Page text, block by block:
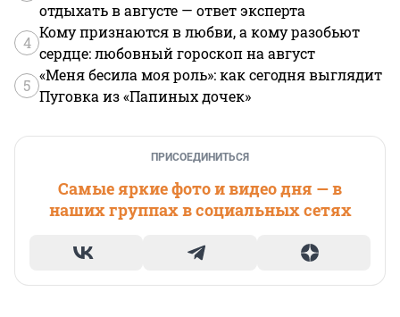
отдыхать в августе — ответ эксперта
4
Кому признаются в любви, а кому разобьют
сердце: любовный гороскоп на август
5
«Меня бесила моя роль»: как сегодня выглядит
Пуговка из «Папиных дочек»
ПРИСОЕДИНИТЬСЯ
Самые яркие фото и видео дня — в
наших группах в социальных сетях